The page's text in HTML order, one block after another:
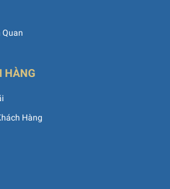
Quan
HÀNG
Hàng